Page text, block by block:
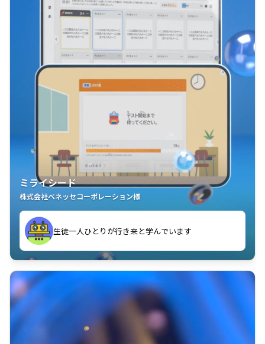
ミライシード
株式会社ベネッセコーポレーション様
生徒一人ひとりが行き来と学んでいます
教室中の児童生徒が「問題が解けてうれしい」「解く
ことが楽しい」を実感しています